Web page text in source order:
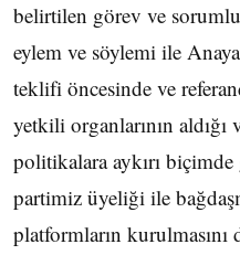
belirtilen görev ve
eylem ve söylemi ile
teklifi öncesinde ve
yetkili organlarının
politikalara aykırı
partimiz üyeliği ile
platformların